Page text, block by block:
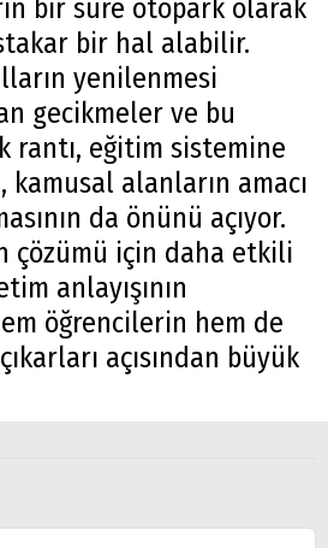
bir süre otopark olarak
bir hal alabilir.
yenilenmesi
gecikmeler ve bu
rantı, eğitim sistemine
alanların amacı
da önünü açıyor.
çözümü için daha etkili
anlayışının
öğrencilerin hem de
açısından büyük